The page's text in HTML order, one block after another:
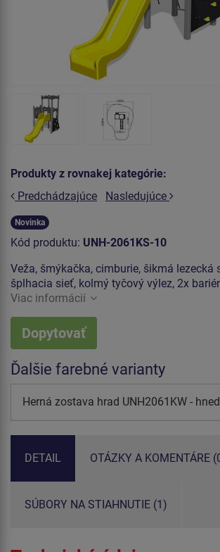
Produkty z rovnakej kategórie:
Predchádzajúce
Nasledujúce
Novinka
Kód produktu: UNH-2061KS-10
Veža, šmýkačka, cimburie, šikmá lezecká
šplhacia sieť, kolmý tyčový výlez, 2x
Viac informácií
Dopytovať
Ďalšie farebné varianty
Herná zostava hrad UNH2061KW -
DETAIL OTÁZKY A KOMENTÁRE
SÚBORY NA STIAHNUTIE (1)